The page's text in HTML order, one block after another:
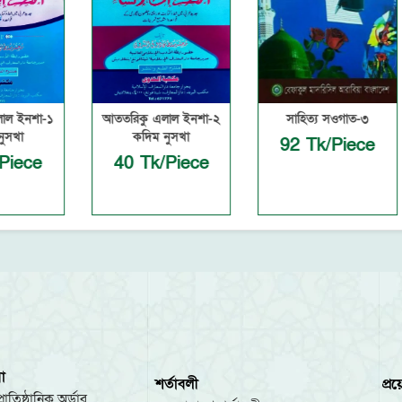
১
আততরিকু এলাল ইনশা-২
কদিম নুসখা
40 Tk/Piece
সাহিত্য সওগাত-৩
92 Tk/Piece
শর্তাবলী